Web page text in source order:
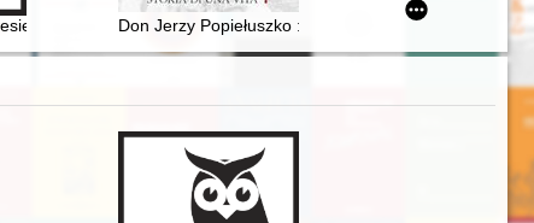
1945-1989 : dokonania naukowe, upowszechnianie badań,
Don Jerzy Popiełuszko : storia di una vita